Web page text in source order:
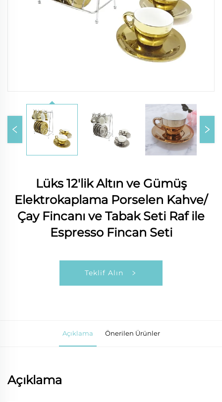
Lüks 12'lik Altın ve Gümüş
Elektrokaplama Porselen Kahve/
Çay Fincanı ve Tabak Seti Raf ile
Espresso Fincan Seti
Teklif Alın
Açıklama Önerilen Ürünler
Açıklama